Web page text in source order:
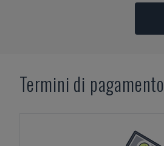
Termini di pagamento